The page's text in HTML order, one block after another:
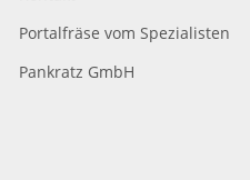
Portalfräse vom Spezialisten
Pankratz GmbH